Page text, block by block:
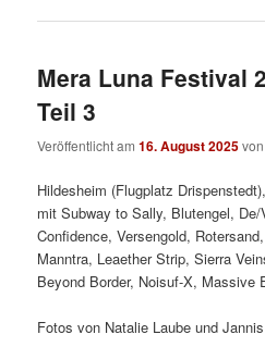
Mera Luna Festival
Teil 3
Veröffentlicht am16. August 2025
Hildesheim (Flugplatz
mit Subway to Sally, Blutengel,
Confidence, Versengold,
Manntra, Leaether Strip, Sierra
Beyond Border, Noisuf-X, Massive
Fotos von Natalie Laube und